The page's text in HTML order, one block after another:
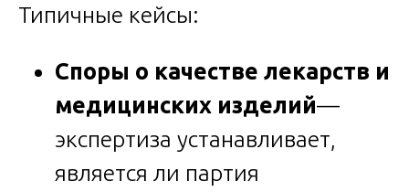
Типичные кейсы:
Споры о качестве лекарств и
медицинских изделий—
экспертиза устанавливает,
является ли партия